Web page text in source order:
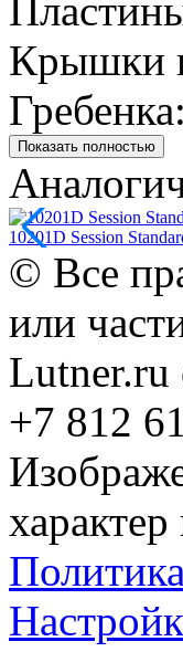
Крышки
Показать полностью
10201D Session
© Все
или
Lutner.ru
+7 812